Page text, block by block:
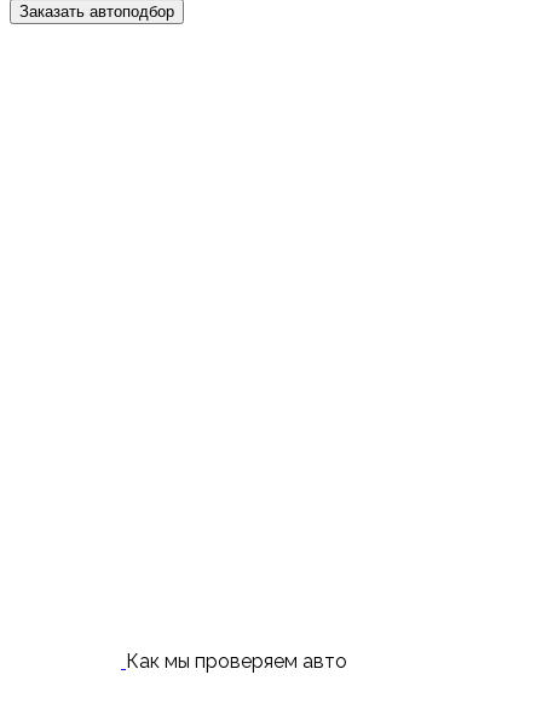
Заказать автоподбор
Как мы проверяем авто